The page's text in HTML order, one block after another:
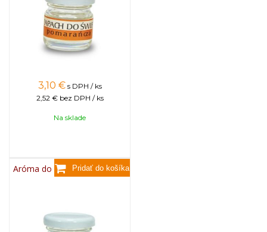
3,10 € s DPH / ks
2,52 € bez DPH / ks
Na sklade
Aróma do sviečok, 25g - ruža